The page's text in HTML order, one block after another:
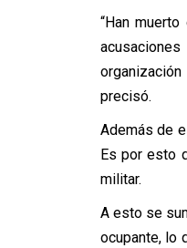
“Han
precisó.
Además de
Es por esto
militar.
A esto se
ocupante, lo